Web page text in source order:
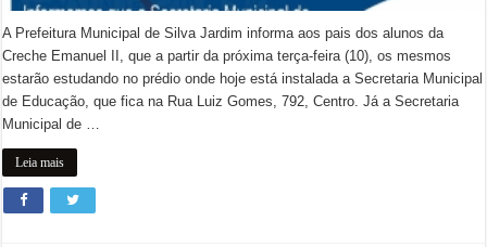
A Prefeitura Municipal de Silva Jardim informa aos pais dos alunos da
Creche Emanuel II, que a partir da próxima terça-feira (10), os mesmos
estarão estudando no prédio onde hoje está instalada a Secretaria Municipal
de Educação, que fica na Rua Luiz Gomes, 792, Centro. Já a Secretaria
Municipal de …
Leia mais